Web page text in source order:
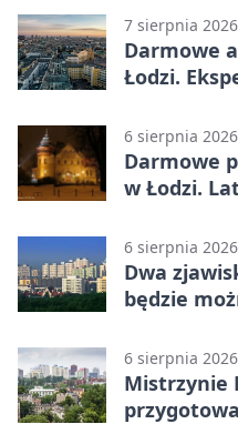
7 sierpnia 2026
Darmowe
Łodzi.
6 sierpnia 2026
Darmowe
w Łodzi.
6 sierpnia 2026
Dwa
będzie
6 sierpnia 2026
Mistrzynie